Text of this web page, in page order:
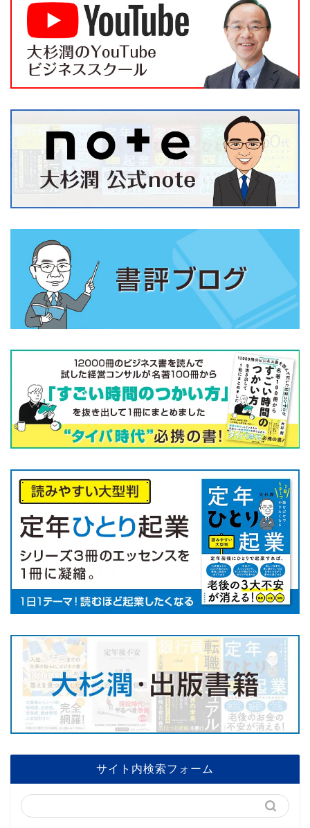
サイト内検索フォーム